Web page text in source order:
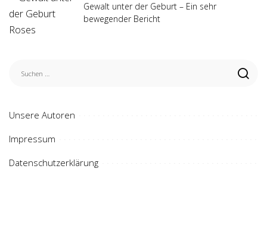
Gewalt unter der Geburt – Ein sehr
bewegender Bericht
Unsere Autoren
Impressum
Datenschutzerklärung